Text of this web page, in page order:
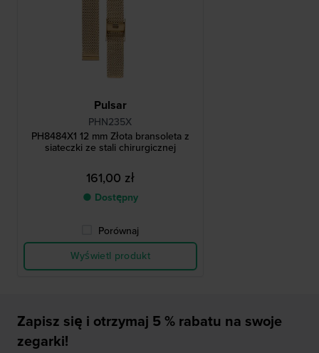
Pulsar
PHN235X
PH8484X1 12 mm Złota bransoleta z
siateczki ze stali chirurgicznej
161,00 zł
● Dostępny
Porównaj
Wyświetl produkt
Zapisz się i otrzymaj 5 % rabatu na swoje
zegarki!